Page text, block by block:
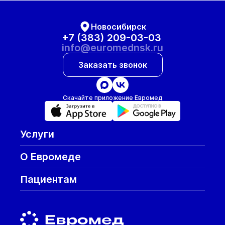
Новосибирск
+7 (383) 209-03-03
info@euromednsk.ru
Заказать звонок
Скачайте приложение Евромед
Услуги
О Евромеде
Пациентам